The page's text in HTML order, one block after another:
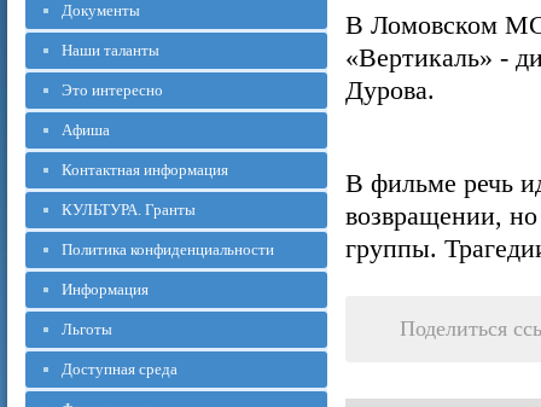
Документы
Наши таланты
Это интересно
Афиша
Контактная информация
КУЛЬТУРА. Гранты
Политика конфиденциальности
Информация
Льготы
Доступная среда
В Ломовском
«Вертикаль» -
Дурова.
В фильме речь
возвращении,
группы.
Поделиться